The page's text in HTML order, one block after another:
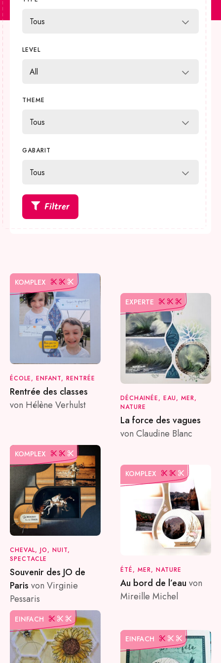
Mein Konto
Shop
LEVEL
THEME
GABARIT
Filtrer
KOMPLEX
ÉCOLE, ENFANT, RENTRÉE
Rentrée des classes
von Hélène Verhulst
EXPERTE
DÉCHAINÉE, EAU, MER,
NATURE
La force des vagues
von Claudine Blanc
KOMPLEX
CHEVAL, JO, NUIT,
SPECTACLE
Souvenir des JO de
Paris von Virginie
Pessaris
KOMPLEX
ÉTÉ, MER, NATURE
Au bord de l’eau von
Mireille Michel
EINFACH
EINFACH